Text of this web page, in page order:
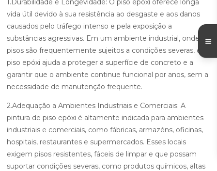
vida útil devido à sua resistência ao desgaste e aos danos
causados pelo tráfego intenso e pela exposição a
substâncias agressivas. Em um ambiente industrial, onde os
pisos são frequentemente sujeitos a condições severas, o
piso epóxi ajuda a proteger a superfície de concreto e a
garantir que o ambiente continue funcional por anos, sem a
necessidade de manutenção frequente.
2.Adequação a Ambientes Industriais e Comerciais: A
pintura de piso epóxi é altamente indicada para ambientes
industriais e comerciais, como fábricas, armazéns, oficinas,
hospitais, restaurantes e supermercados. Esses locais
exigem pisos resistentes, fáceis de limpar e que possam
suportar condições severas, como produtos químicos, altas